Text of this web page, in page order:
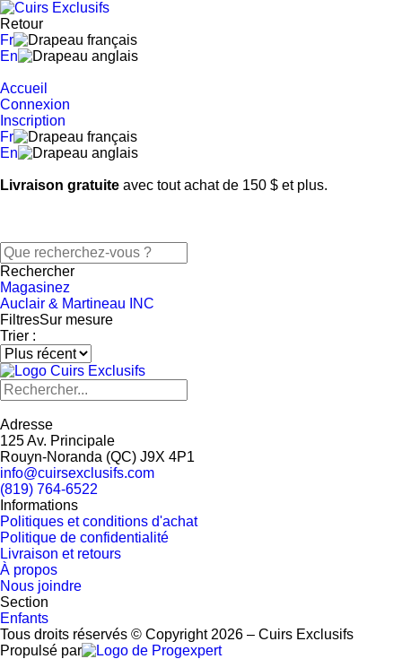
Retour
Fr
En
Accueil
Connexion
Inscription
Fr
En
Livraison gratuite avec tout achat de 150 $ et plus.
Rechercher
Magasinez
Auclair & Martineau INC
FiltresSur mesure
Trier :
Adresse
125 Av. Principale
Rouyn-Noranda (QC) J9X 4P1
info@cuirsexclusifs.com
(819) 764-6522
Informations
Politiques et conditions d'achat
Politique de confidentialité
Livraison et retours
À propos
Nous joindre
Section
Enfants
Tous droits réservés © Copyright 2026 – Cuirs Exclusifs
Propulsé par